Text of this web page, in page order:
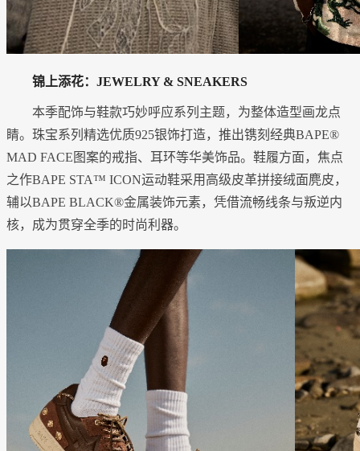
锦上添花：JEWELRY & SNEAKERS
本季配饰与鞋款巧妙呼应系列主题，为整体造型画龙点
睛。珠宝系列精选优质925银饰打造，推出镌刻经典BAPE®
MAD FACE图案的戒指、耳环等华美饰品。鞋履方面，焦点
之作BAPE STA™ ICON运动鞋采用高级皮革拼接绒面麂皮，
辅以BAPE BLACK®金属装饰元素，凭借流畅线条与叛逆内
核，成为贯穿全季的时尚利器。